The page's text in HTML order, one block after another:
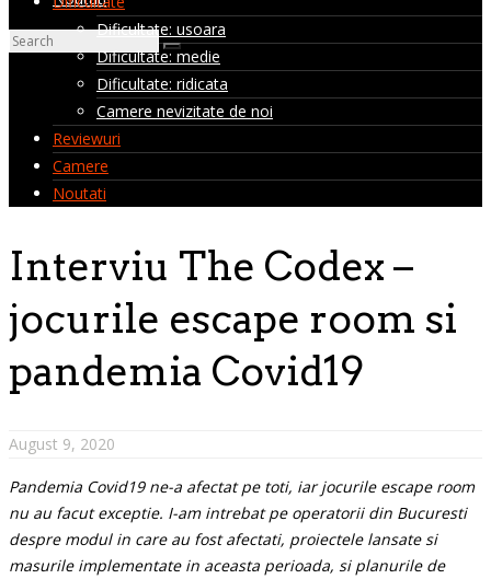
Dificultate: usoara
Dificultate: medie
Dificultate: ridicata
Camere nevizitate de noi
Reviewuri
Camere
Noutati
Interviu The Codex –
jocurile escape room si
pandemia Covid19
August 9, 2020
Pandemia Covid19 ne-a afectat pe toti, iar jocurile escape room
nu au facut exceptie. I-am intrebat pe operatorii din Bucuresti
despre modul in care au fost afectati, proiectele lansate si
masurile implementate in aceasta perioada, si planurile de